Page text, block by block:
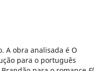
A obra analisada é O
para o português